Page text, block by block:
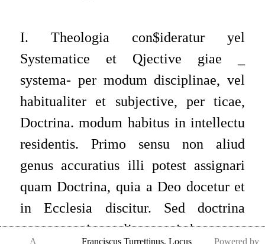
I. Theologia con$ideratur yel
Systematice et Qjective giae _
systema- per modum disciplinae, vel
habitualiter et subjective, per ticae,
Doctrina. modum habitus in intellectu
residentis. Primo sensu non aliud
genus accuratius illi potest assignari
quam Doctrina, quia a Deo docetur et
in Ecclesia discitur. Sed doctrina
antonomastice talis, omni hu mana
A Franciscus Turrettinus,Locus Powered by